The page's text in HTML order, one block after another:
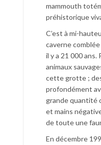
mammouth
préhistorique
C’est à mi-
caverne
il y a 21 000 ans.
animaux
cette grotte ;
profondément
grande quantité
et mains
de toute une
En décembre